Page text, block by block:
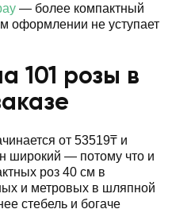
— более компактный
оформлении не уступает
101 розы в
от 53519₸ и
широкий — потому что и
роз 40 см в
и метровых в шляпной
стебель и богаче